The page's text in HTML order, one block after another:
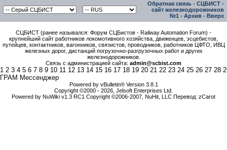
Обратная связь - СЦБИСТ -
сайт железнодорожников
№1 - Архив - Вверх
СЦБИСТ (ранее назывался: Форум СЦБистов - Railway Automation Forum) -
крупнейший сайт работников локомотивного хозяйства, движенцев, эсцебистов,
путейцев, контактников, вагонников, связистов, проводников, работников ЦФТО, ИВЦ
железных дорог, дистанций погрузочно-разгрузочных работ и других
железнодорожников.
Связь с администрацией сайта: admin@scbist.com
1 2 3 4 5 6 7 8 9 10 11 12 13 14 15 16 17 18 19 20 21 22 23 24 25 26 27 28
ГРАМ Мессенджер
Powered by vBulletin® Version 3.8.1
Copyright ©2000 - 2026, Jelsoft Enterprises Ltd.
Powered by NuWiki v1.3 RC1 Copyright ©2006-2007, NuHit, LLC Перевод: zCarot